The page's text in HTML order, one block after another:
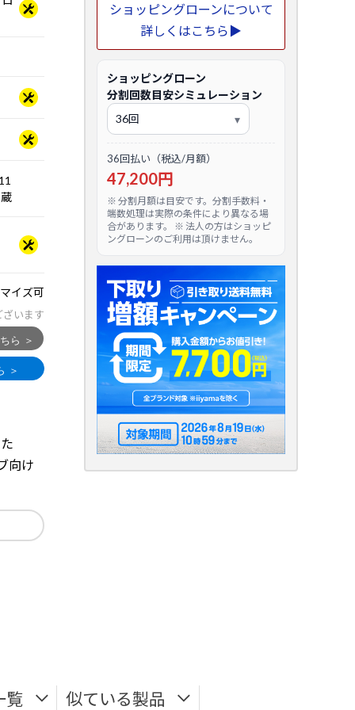
イズ可
います
向け
ショッピングローンについて
詳しくはこちら▶
ショッピングローン
分割回数目安シミュレーション
36回払い（税込/月額）
47,200円
※ 分割月額は目安です。分割手数料・
端数処理は実際の条件により異なる場
合があります。 ※ 法人の方はショッピ
ングローンのご利用は頂けません。
覧 似ている製品